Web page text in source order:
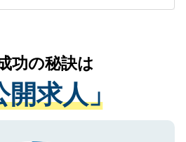
個人データはご本人の許可
取り扱いについての厳密な
した事業者のみに付与され
ーマークを取得済みです。
在の医療機関の状況や紹介
がら、適切なアドバイスを
ます。すぐにご転職をされ
期的なサポートが可能です
登録ください。
功の秘訣は
開求人」